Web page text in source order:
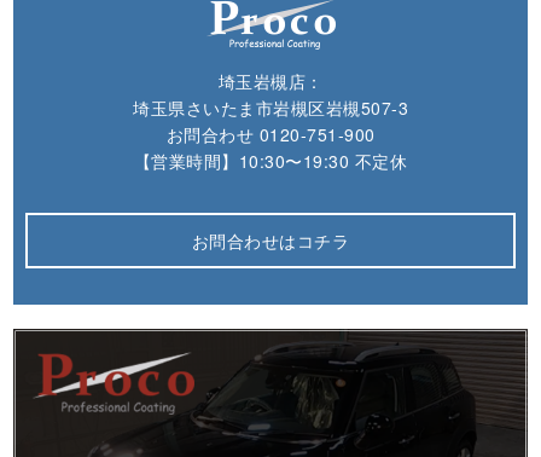
埼玉岩槻店：
埼玉県さいたま市岩槻区岩槻507-3
お問合わせ 0120-751-900
【営業時間】10:30〜19:30 不定休
お問合わせはコチラ